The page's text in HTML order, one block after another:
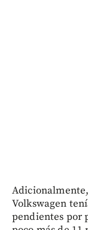
Volkswagen
pendientes por